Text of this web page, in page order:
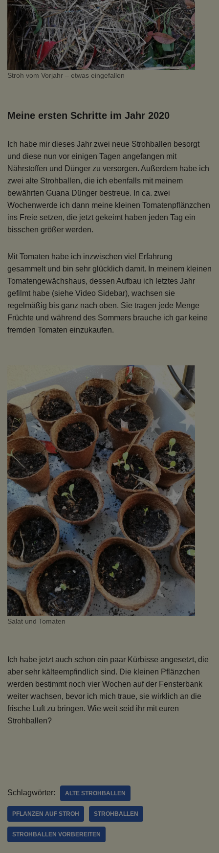
Stroh vom Vorjahr – etwas eingefallen
Meine ersten Schritte im Jahr 2020
Ich habe mir dieses Jahr zwei neue Strohballen besorgt
und diese nun vor einigen Tagen angefangen mit
Nährstoffen und Dünger zu versorgen. Außerdem habe ich
zwei alte Strohballen, die ich ebenfalls mit meinem
bewährten Guana Dünger bestreue. In ca. zwei
Wochenwerde ich dann meine kleinen Tomatenpflänzchen
ins Freie setzen, die jetzt gekeimt haben jeden Tag ein
bisschen größer werden.
Mit Tomaten habe ich inzwischen viel Erfahrung
gesammelt und bin sehr glücklich damit. In meinem kleinen
Tomatengewächshaus, dessen Aufbau ich letztes Jahr
gefilmt habe (siehe Video Sidebar), wachsen sie
regelmäßig bis ganz nach oben. Sie tragen jede Menge
Früchte und während des Sommers brauche ich gar keine
fremden Tomaten einzukaufen.
Salat und Tomaten
Ich habe jetzt auch schon ein paar Kürbisse angesetzt, die
aber sehr kälteempfindlich sind. Die kleinen Pflänzchen
werden bestimmt noch vier Wochen auf der Fensterbank
weiter wachsen, bevor ich mich traue, sie wirklich an die
frische Luft zu bringen. Wie weit seid ihr mit euren
Strohballen?
Schlagwörter: ALTE STROHBALLEN
PFLANZEN AUF STROH STROHBALLEN
STROHBALLEN VORBEREITEN